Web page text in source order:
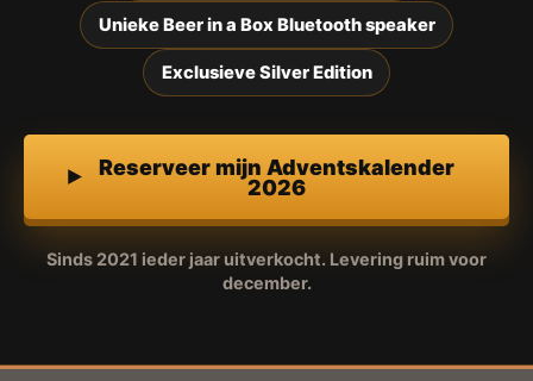
Unieke Beer in a Box Bluetooth speaker
Exclusieve Silver Edition
Reserveer mijn Adventskalender
2026
Sinds 2021 ieder jaar uitverkocht. Levering ruim voor
december.